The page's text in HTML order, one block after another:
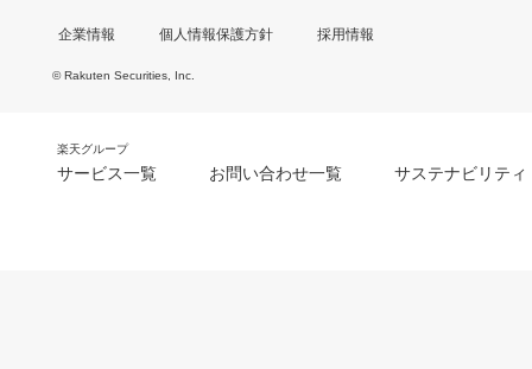
企業情報 個人情報保護方針 採用情報
© Rakuten Securities, Inc.
楽天グループ
サービス一覧 お問い合わせ一覧 サステナビリティ